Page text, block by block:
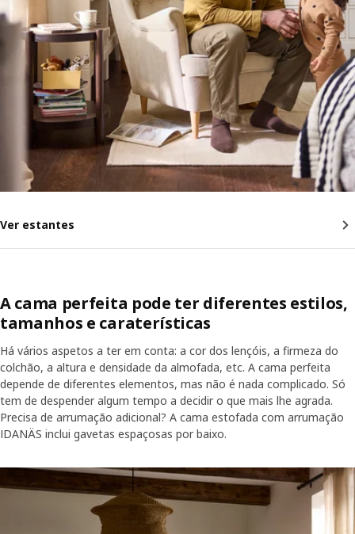
Ver estantes
A cama perfeita pode ter diferentes estilos,
tamanhos e caraterísticas
Há vários aspetos a ter em conta: a cor dos lençóis, a firmeza do
colchão, a altura e densidade da almofada, etc. A cama perfeita
depende de diferentes elementos, mas não é nada complicado. Só
tem de despender algum tempo a decidir o que mais lhe agrada.
Precisa de arrumação adicional? A cama estofada com arrumação
IDANÄS inclui gavetas espaçosas por baixo.